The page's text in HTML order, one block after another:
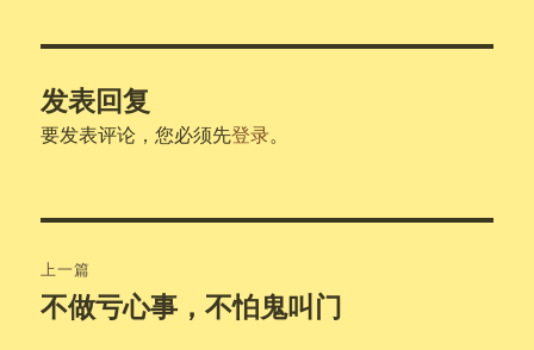
发表回复
要发表评论，您必须先登录。
章
上一篇
上
不做亏心事，不怕鬼叫门